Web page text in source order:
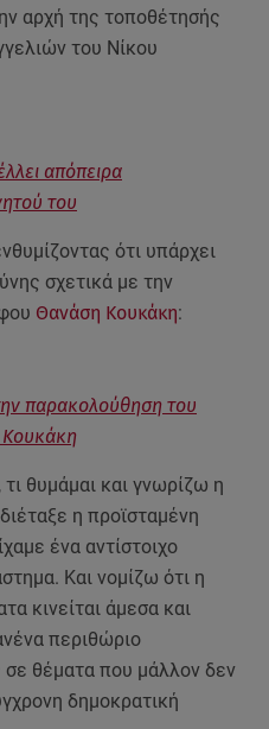
αρχή της τοποθέτησής
του Νίκου
απόπειρα
του
ότι υπάρχει
σχετικά με την
Θανάση Κουκάκη:
παρακολούθηση του
θυμάμαι και γνωρίζω η
η προϊσταμένη
ένα αντίστοιχο
Και νομίζω ότι η
κινείται άμεσα και
περιθώριο
σε θέματα που μάλλον δεν
δημοκρατική